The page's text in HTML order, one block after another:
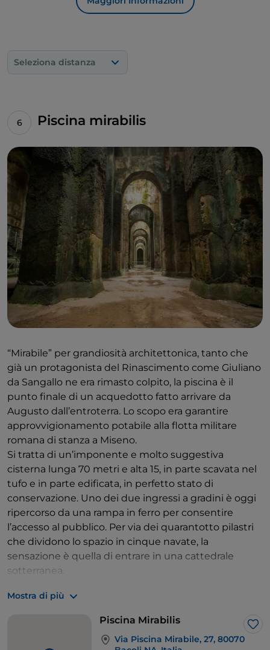
Seleziona distanza
Piscina mirabilis
“Mirabile” per grandiosità architettonica​,​​ tanto che
già un protagonista del Rinascimento come Giuliano
da Sangallo ne era rimasto colpito​, ​​​la piscina è il
punto finale di un acquedotto fatto arrivare da
Augusto dall’entroterra. Lo scopo era garantire
approvvigionamento potabile alla flotta militare
romana di stanza a Miseno.
Si tratta di un’imponente e molto suggestiva
cisterna lunga 70 metri e alta 15, in parte scavata nel
tufo e in parte edificata, in perfetto stato di
conservazione. Uno dei due ingressi a gradini è oggi
ripercorso da una rampa in ferro per consentire
l’accesso al pubblico. Per via dei quarantotto pilastri
che dividono lo spazio in cinque navate, la
sensazione è quella di entrare in una cattedrale
sotterranea.
metri cubi. È probabile che la sua posizione in alto sul
promontorio fosse stata decisa per sfruttare la
Mostra di più
Piscina Mirabilis
Via Piscina Mirabile, 27, 80070